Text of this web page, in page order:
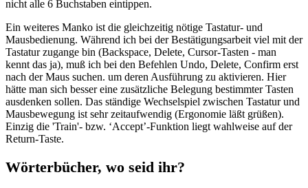
nicht alle 6 Buchstaben eintippen.
Ein weiteres Manko ist die gleichzeitig nötige Tastatur- und
Mausbedienung. Während ich bei der Bestätigungsarbeit viel mit der
Tastatur zugange bin (Backspace, Delete, Cursor-Tasten - man
kennt das ja), muß ich bei den Befehlen Undo, Delete, Confirm erst
nach der Maus suchen. um deren Ausführung zu aktivieren. Hier
hätte man sich besser eine zusätzliche Belegung bestimmter Tasten
ausdenken sollen. Das ständige Wechselspiel zwischen Tastatur und
Mausbewegung ist sehr zeitaufwendig (Ergonomie läßt grüßen).
Einzig die 'Train'- bzw. ‘Accept’-Funktion liegt wahlweise auf der
Return-Taste.
Wörterbücher, wo seid ihr?